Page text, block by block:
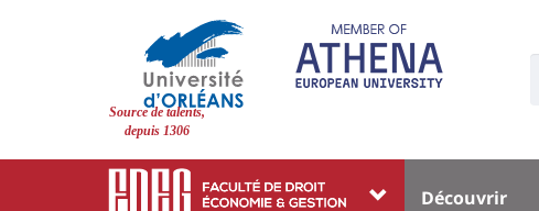
Site
Source de talents,
depuis 1306
Université
Découvrir